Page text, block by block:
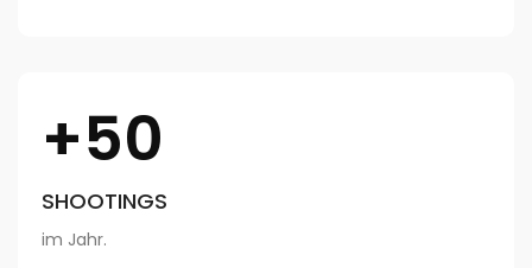
+50
SHOOTINGS
im Jahr.